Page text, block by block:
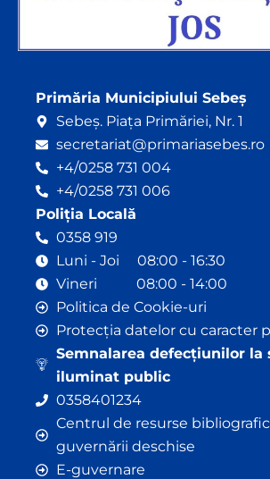
Primăria Municipiului Sebeș
Sebeș. Piața Primăriei, Nr. 1
secretariat@primariasebes.ro
+4/0258 731 004
+4/0258 731 006
Poliția Locală
0358 919
Luni - Joi 08:00 - 16:30
Vineri 08:00 - 14:00
Politica de Cookie-uri
Protecția datelor cu caracter
Semnalarea defecțiunilor la
iluminat public
0358401234
Centrul de resurse
guvernării deschise
E-guvernare